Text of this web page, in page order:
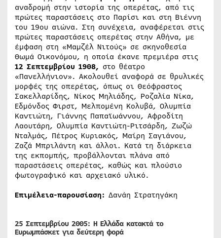
αναδρομή στην ιστορία της οπερέτας, από τις
πρώτες παραστάσεις στο Παρίσι και στη Βιέννη
του 19ου αιώνα. Στη συνέχεια, αναφέρεται στις
πρώτες παραστάσεις οπερέτας στην Αθήνα, με
έμφαση στη «Μαμζέλ Νιτούς» σε σκηνοθεσία
Θωμά Οικονόμου, η οποία έκανε πρεμιέρα στις
12 Σεπτεμβρίου 1908, στο θέατρο
«Πανελλήνιον». Ακολουθεί αναφορά σε θρυλικές
μορφές της οπερέτας, όπως οι Θεόφραστος
Σακελλαρίδης, Νίκος Μηλιάδης, Ροζαλία Νίκα,
Εδμόνδος Φιρστ, Μελπομένη Κολυβά, Ολυμπία
Καντιώτη, Γιάννης Παπαϊωάννου, Αφροδίτη
Λαουτάρη, Ολυμπία Καντιώτη-Ριτσάρδη, Ζωζώ
Νταλμάς, Πέτρος Κυριακός, Μαίρη Σαγιάνου,
Ζαζά Μπριλάντη και άλλοι. Κατά τη διάρκεια
της εκπομπής, προβάλλονται πλάνα από
παραστάσεις οπερέτας, καθώς και πλούσιο
φωτογραφικό και αρχειακό υλικό.
Επιμέλεια-παρουσίαση: Δανάη Στρατηγάκη
25 Σεπτεμβρίου 2005: H Ελλάδα κατακτά το
Ευρωμπάσκετ για δεύτερη φορά